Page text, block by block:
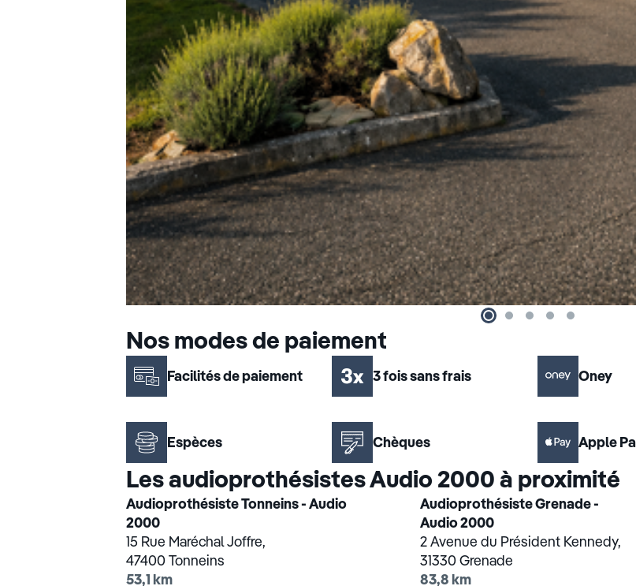
Nos modes de paiement
Facilités de paiement 3 fois sans frais Oney
Espèces Chèques Apple
Les audioprothésistes Audio 2000 à proximité
Audioprothésiste Tonneins - Audio
2000
15 Rue Maréchal Joffre,
47400 Tonneins
53,1 km
Audioprothésiste Grenade -
Audio 2000
2 Avenue du Président Kennedy,
31330 Grenade
83,8 km